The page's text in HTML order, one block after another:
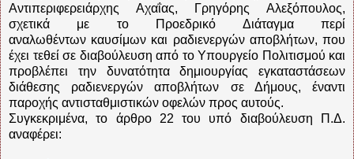
Αντιπεριφερειάρχης Αχαΐας, Γρηγόρης Αλεξόπουλος,
σχετικά με το Προεδρικό Διάταγμα περί
αναλωθέντων καυσίμων και ραδιενεργών αποβλήτων, που
έχει τεθεί σε διαβούλευση από το Υπουργείο Πολιτισμού και
προβλέπει την δυνατότητα δημιουργίας εγκαταστάσεων
διάθεσης ραδιενεργών αποβλήτων σε Δήμους, έναντι
παροχής αντισταθμιστικών οφελών προς αυτούς.
Συγκεκριμένα, το άρθρο 22 του υπό διαβούλευση Π.Δ.
αναφέρει: